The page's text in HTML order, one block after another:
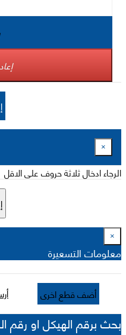
×
الرجاء ادخال ثلاثة حروف على الاقل
×
معلومات التسعيرة
أضف قطع اخرى
بحث برقم الهيكل او رقم